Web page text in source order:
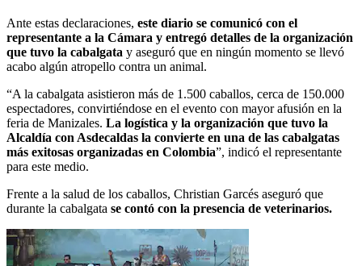
Ante estas declaraciones, este diario se comunicó con el
representante a la Cámara y entregó detalles de la organización
que tuvo la cabalgata y aseguró que en ningún momento se llevó
acabo algún atropello contra un animal.
“A la cabalgata asistieron más de 1.500 caballos, cerca de 150.000
espectadores, convirtiéndose en el evento con mayor afusión en la
feria de Manizales. La logística y la organización que tuvo la
Alcaldía con Asdecaldas la convierte en una de las cabalgatas
más exitosas organizadas en Colombia”, indicó el representante
para este medio.
Frente a la salud de los caballos, Christian Garcés aseguró que
durante la cabalgata se contó con la presencia de veterinarios.